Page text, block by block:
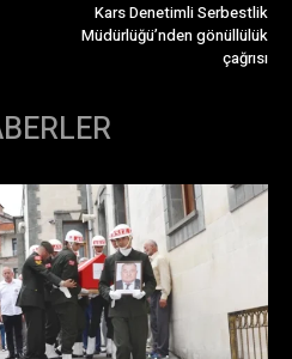
Kars Denetimli Serbestlik
Müdürlüğü’nden gönüllülük
çağrısı